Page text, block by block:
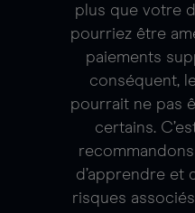
plus que votre
pourriez être
paiements
conséquent,
pourrait ne pas
certains.
d’apprendre et
risques